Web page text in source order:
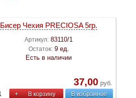
Бисер Чехия PRECIOSA 5гр.
Артикул: 83110/1
Остаток: 9 ед.
Есть в наличии
37,00руб.
+ В корзину В избранное